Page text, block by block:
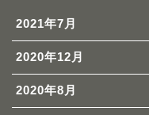
2021年7月
2020年12月
2020年8月